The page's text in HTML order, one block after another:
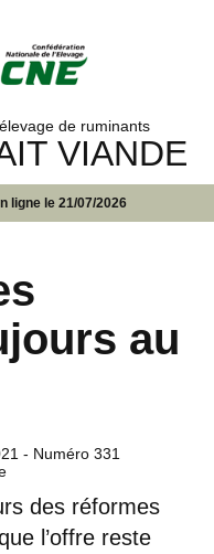
de ruminants
VIANDE
ligne le 21/07/2026
au
- Numéro 331
des réformes
l’offre reste